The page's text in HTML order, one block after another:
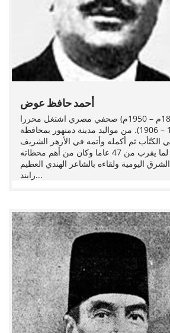
أحمد حافظ عوض
أحمد حافظ عوض (1870م – 1950م) صحفي مصري اشتغل محررا
بجريدة "اللواء" (1898 – 1906). من مواليد مدينة دمنهور بمحافظة
الكتّأب ثم أكمله وأتمه في الأزهر الشريف
واشتغل بالصحافة لما يقرب من 47 عاما وكان من أهم محطاته
اليومية ولقاءه بالشاعر الهندي العظيم
رابند...